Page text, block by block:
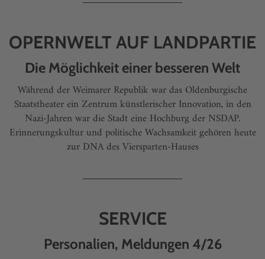
OPERNWELT AUF LANDPARTIE
Die Möglichkeit einer besseren Welt
Während der Weimarer Republik war das Oldenburgische
Staatstheater ein Zentrum künstlerischer Innovation, in den
Nazi-Jahren war die Stadt eine Hochburg der NSDAP.
Erinnerungskultur und politische Wachsamkeit gehören heute
zur DNA des Viersparten-Hauses
SERVICE
Personalien, Meldungen 4/26